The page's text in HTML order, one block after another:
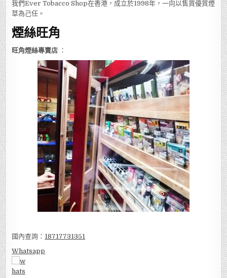
我們Ever Tobacco Shop在香港，成立於1998年，一向以售買優質煙
草為己任。
煙絲旺角
旺角煙絲專賣店 ：
國內查詢： 18717731351
Whatsapp